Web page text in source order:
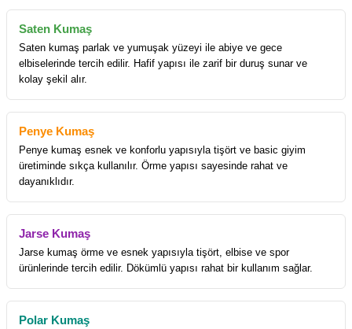
Saten Kumaş
Saten kumaş parlak ve yumuşak yüzeyi ile abiye ve gece
elbiselerinde tercih edilir. Hafif yapısı ile zarif bir duruş sunar ve
kolay şekil alır.
Penye Kumaş
Penye kumaş esnek ve konforlu yapısıyla tişört ve basic giyim
üretiminde sıkça kullanılır. Örme yapısı sayesinde rahat ve
dayanıklıdır.
Jarse Kumaş
Jarse kumaş örme ve esnek yapısıyla tişört, elbise ve spor
ürünlerinde tercih edilir. Dökümlü yapısı rahat bir kullanım sağlar.
Polar Kumaş